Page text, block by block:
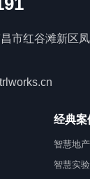
市红谷滩新区
经典案
智慧地产
智慧实